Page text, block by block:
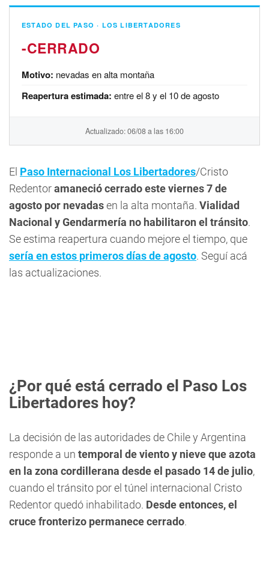
ESTADO DEL PASO · LOS LIBERTADORES
-
Motivo: nevadas en alta montaña
Reapertura estimada: entre el 8 y el 10 de agosto
Actualizado: 06/08 a las 16:00
El Paso Internacional Los Libertadores/Cristo
Redentoramaneció cerrado este viernes 7 de
agosto por nevadasen la alta montaña. Vialidad
Nacional y Gendarmería no habilitaron el tránsito.
Se estima reapertura cuando mejore el tiempo, que
sería en estos primeros días de agosto. Seguí acá
las actualizaciones.
¿Por qué está cerrado el Paso Los
Libertadores hoy?
La decisión de las autoridades de Chile y Argentina
responde a un temporal de viento y nieve que azota
en la zona cordillerana desde el pasado 14 de julio,
cuando el tránsito por el túnel internacional Cristo
Redentor quedó inhabilitado. Desde entonces, el
cruce fronterizo permanece cerrado.